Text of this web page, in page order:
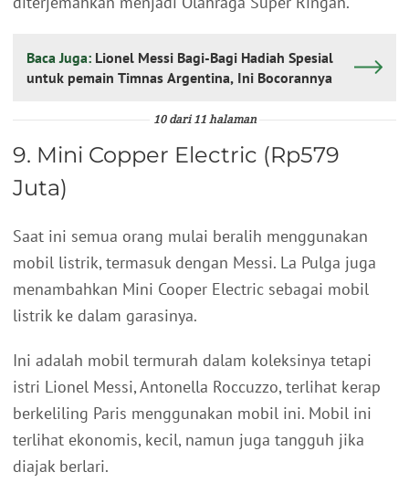
Baca Juga: Lionel Messi Bagi-Bagi Hadiah Spesial
untuk pemain Timnas Argentina, Ini Bocorannya
10 dari 11 halaman
9. Mini Copper Electric (Rp579
Juta)
Saat ini semua orang mulai beralih menggunakan
mobil listrik, termasuk dengan Messi. La Pulga juga
menambahkan Mini Cooper Electric sebagai mobil
listrik ke dalam garasinya.
Ini adalah mobil termurah dalam koleksinya tetapi
istri Lionel Messi, Antonella Roccuzzo, terlihat kerap
berkeliling Paris menggunakan mobil ini. Mobil ini
terlihat ekonomis, kecil, namun juga tangguh jika
diajak berlari.